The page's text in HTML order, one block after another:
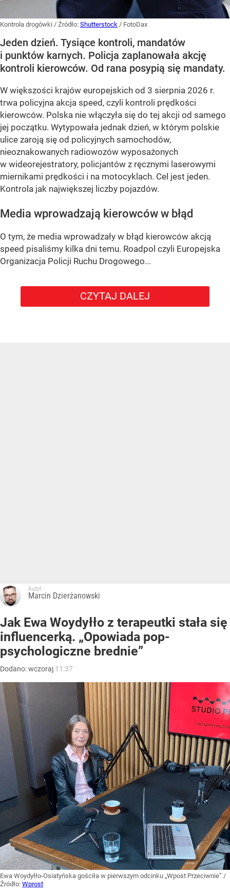
Kontrola drogówki / Źródło: Shutterstock / FotoDax
Jeden dzień. Tysiące kontroli, mandatów
i punktów karnych. Policja zaplanowała akcję
kontroli kierowców. Od rana posypią się mandaty.
W większości krajów europejskich od 3 sierpnia 2026 r.
trwa policyjna akcja speed, czyli kontroli prędkości
kierowców. Polska nie włączyła się do tej akcji od samego
jej początku. Wytypowała jednak dzień, w którym polskie
ulice zaroją się od policyjnych samochodów,
nieoznakowanych radiowozów wyposażonych
w wideorejestratory, policjantów z ręcznymi laserowymi
miernikami prędkości i na motocyklach. Cel jest jeden.
Kontrola jak największej liczby pojazdów.
Media wprowadzają kierowców w błąd
O tym, że media wprowadzały w błąd kierowców akcją
speed pisaliśmy kilka dni temu. Roadpol czyli Europejska
Organizacja Policji Ruchu Drogowego...
CZYTAJ DALEJ
Autor:
Marcin Dzierżanowski
Jak Ewa Woydyłło z terapeutki stała się
influencerką. „Opowiada pop-
psychologiczne brednie”
Dodano:wczoraj 11:37
Ewa Woydyłło-Osiatyńska gościła w pierwszym odcinku „Wpost Przeciwnie” /
Źródło: Wprost